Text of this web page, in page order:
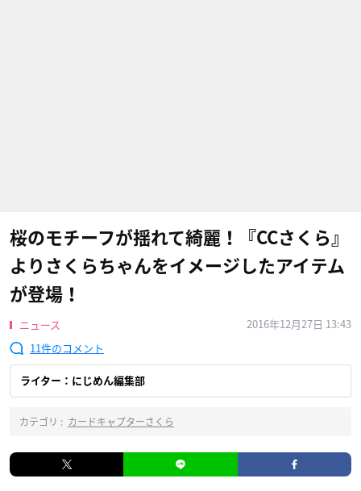
桜のモチーフが揺れて綺麗！『CCさくら』
よりさくらちゃんをイメージしたアイテム
が登場！
ニュース
2016年12月27日 13:43
11
ライター：にじめん編集部
カテゴリ : カードキャプターさくら